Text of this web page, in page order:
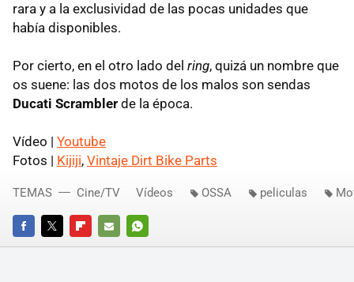
rara y a la exclusividad de las pocas unidades que
había disponibles.
Por cierto, en el otro lado del ring, quizá un nombre que
os suene: las dos motos de los malos son sendas
Ducati Scrambler de la época.
Vídeo | Youtube
Fotos | Kijiji, Vintaje Dirt Bike Parts
FACEBOOKTWITTERFLIPBOARD
E-
WHATSAPP
TEMAS Cine/TV Vídeos OSSA peliculas